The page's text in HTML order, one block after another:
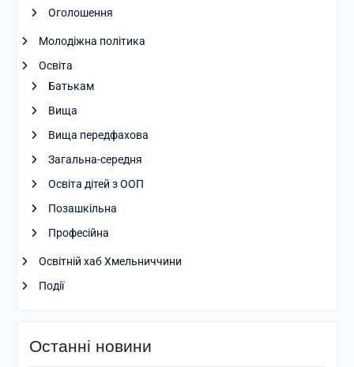
Оголошення
Молодіжна політика
Освіта
Батькам
Вища
Вища передфахова
Загальна-середня
Освіта дітей з ООП
Позашкільна
Професійна
Освітній хаб Хмельниччини
Події
Останні новини